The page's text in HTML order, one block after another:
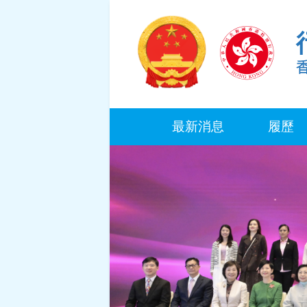
最新消息 履歷